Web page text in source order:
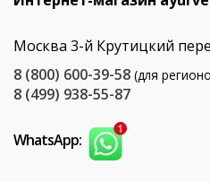
Москва 3-й Крутицкий
8 (800) 600-39-58 (для
8 (499) 938-55-87
WhatsApp: